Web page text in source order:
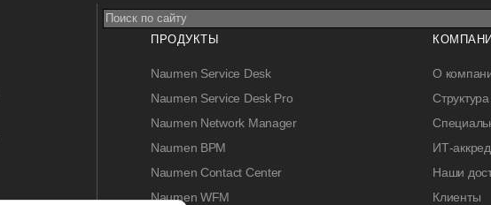
ПРОДУКТЫ
Naumen Service Desk
Naumen Service Desk Pro
Naumen Network Manager
Naumen BPM
Naumen Contact Center
Naumen WFM
О
Структура
ИТ-
Наши
Клиенты